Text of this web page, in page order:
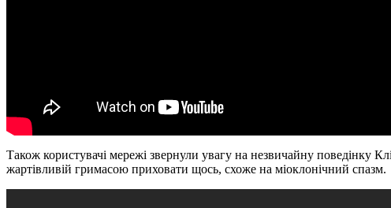
Також користувачі мережі звернули увагу на незвичайну поведінку
жартівливій гримасою приховати щось, схоже на міоклонічний спазм.